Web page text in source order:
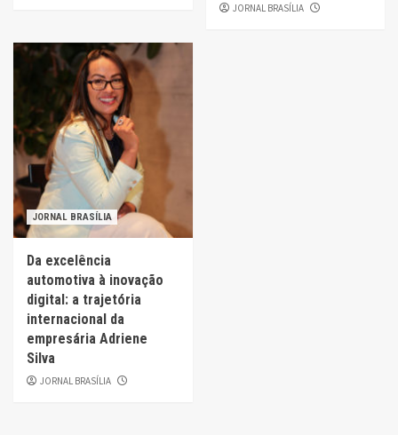
JORNAL BRASÍLIA
JORNAL BRASÍLIA
Da excelência
automotiva à inovação
digital: a trajetória
internacional da
empresária Adriene
Silva
JORNAL BRASÍLIA